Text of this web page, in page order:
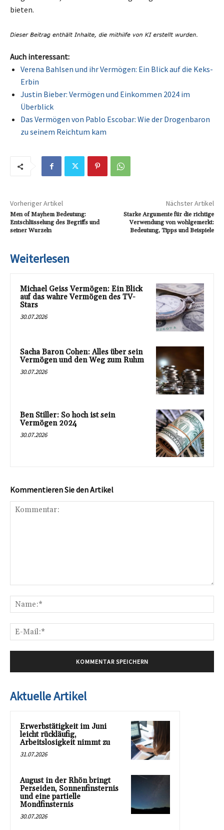
bieten.
Auch interessant:
Verena Bahlsen und ihr Vermögen: Ein Blick auf die Keks-
Erbin
Justin Bieber: Vermögen und Einkommen 2024 im
Überblick
Das Vermögen von Pablo Escobar: Wie der Drogenbaron
zu seinem Reichtum kam
Vorheriger Artikel
Men of Mayhem Bedeutung:
Entschlüsselung des Begriffs und
seiner Wurzeln
Nächster Artikel
Starke Argumente für die richtige
Verwendung von wohlgemerkt:
Bedeutung, Tipps und Beispiele
Weiterlesen
Michael Geiss Vermögen: Ein Blick
auf das wahre Vermögen des TV-
Stars
30.07.2026
Sacha Baron Cohen: Alles über sein
Vermögen und den Weg zum Ruhm
30.07.2026
Ben Stiller: So hoch ist sein
Vermögen 2024
30.07.2026
Kommentieren Sie den Artikel
Aktuelle Artikel
Erwerbstätigkeit im Juni
leicht rückläufig,
Arbeitslosigkeit nimmt zu
31.07.2026
August in der Rhön bringt
Perseiden, Sonnenfinsternis
und eine partielle
Mondfinsternis
30.07.2026